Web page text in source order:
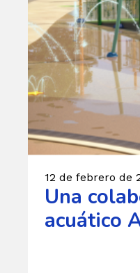
12 de febrero de
Una
acuático